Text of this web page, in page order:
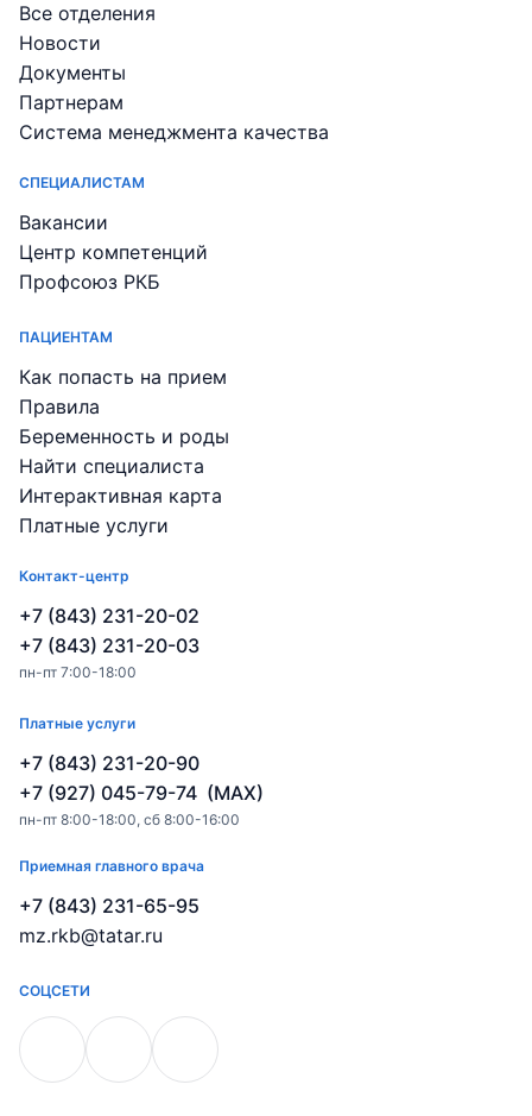
Все отделения
Новости
Документы
Партнерам
Система менеджмента качества
СПЕЦИАЛИСТАМ
Вакансии
Центр компетенций
Профсоюз РКБ
ПАЦИЕНТАМ
Как попасть на прием
Правила
Беременность и роды
Найти специалиста
Интерактивная карта
Платные услуги
Контакт-центр
+7 (843) 231-20-02
+7 (843) 231-20-03
пн-пт 7:00-18:00
Платные услуги
+7 (843) 231-20-90
+7 (927) 045-79-74 (MAX)
пн-пт 8:00-18:00, сб 8:00-16:00
Приемная главного врача
+7 (843) 231-65-95
mz.rkb@tatar.ru
СОЦСЕТИ